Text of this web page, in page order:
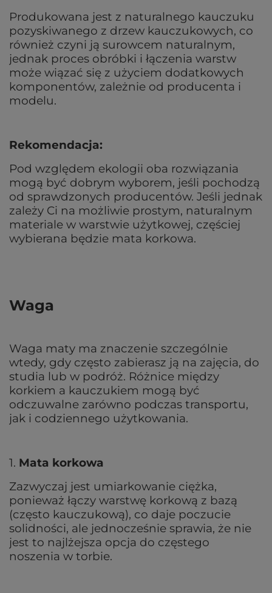
Produkowana jest z naturalnego kauczuku
pozyskiwanego z drzew kauczukowych, co
również czyni ją surowcem naturalnym,
jednak proces obróbki i łączenia warstw
może wiązać się z użyciem dodatkowych
komponentów, zależnie od producenta i
modelu.
Rekomendacja:
Pod względem ekologii oba rozwiązania
mogą być dobrym wyborem, jeśli pochodzą
od sprawdzonych producentów. Jeśli jednak
zależy Ci na możliwie prostym, naturalnym
materiale w warstwie użytkowej, częściej
wybierana będzie mata korkowa.
Waga
Waga maty ma znaczenie szczególnie
wtedy, gdy często zabierasz ją na zajęcia, do
studia lub w podróż. Różnice między
korkiem a kauczukiem mogą być
odczuwalne zarówno podczas transportu,
jak i codziennego użytkowania.
1. Mata korkowa
Zazwyczaj jest umiarkowanie ciężka,
ponieważ łączy warstwę korkową z bazą
(często kauczukową), co daje poczucie
solidności, ale jednocześnie sprawia, że nie
jest to najlżejsza opcja do częstego
noszenia w torbie.